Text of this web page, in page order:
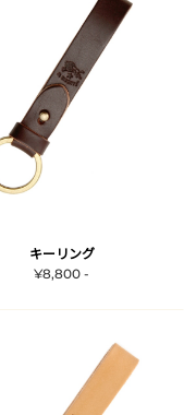
キーリング
¥8,800 -